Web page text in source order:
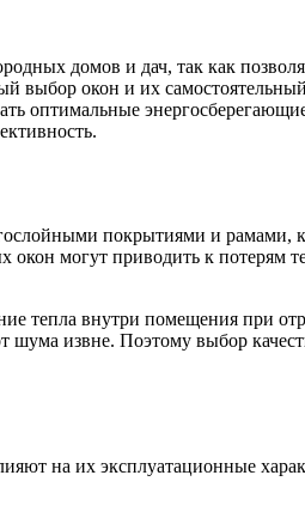
выбор окон и их
оптимальные
покрытиями и рамами,
могут приводить к потерям
тепла внутри помещения при
извне. Поэтому выбор
на их эксплуатационные